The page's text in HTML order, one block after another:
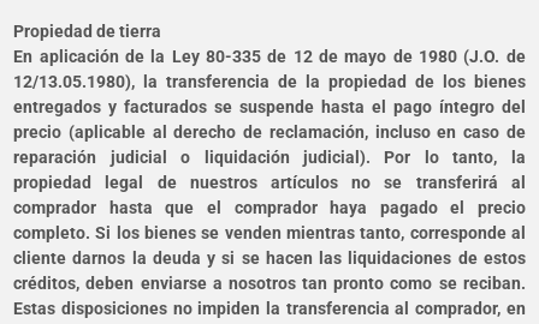
Propiedad de tierra
En aplicación de la Ley 80-335 de 12 de mayo de 1980 (J.O. de
12/13.05.1980), la transferencia de la propiedad de los bienes
entregados y facturados se suspende hasta el pago íntegro del
precio (aplicable al derecho de reclamación, incluso en caso de
reparación judicial o liquidación judicial). Por lo tanto, la
propiedad legal de nuestros artículos no se transferirá al
comprador hasta que el comprador haya pagado el precio
completo. Si los bienes se venden mientras tanto, corresponde al
cliente darnos la deuda y si se hacen las liquidaciones de estos
créditos, deben enviarse a nosotros tan pronto como se reciban.
Estas disposiciones no impiden la transferencia al comprador, en